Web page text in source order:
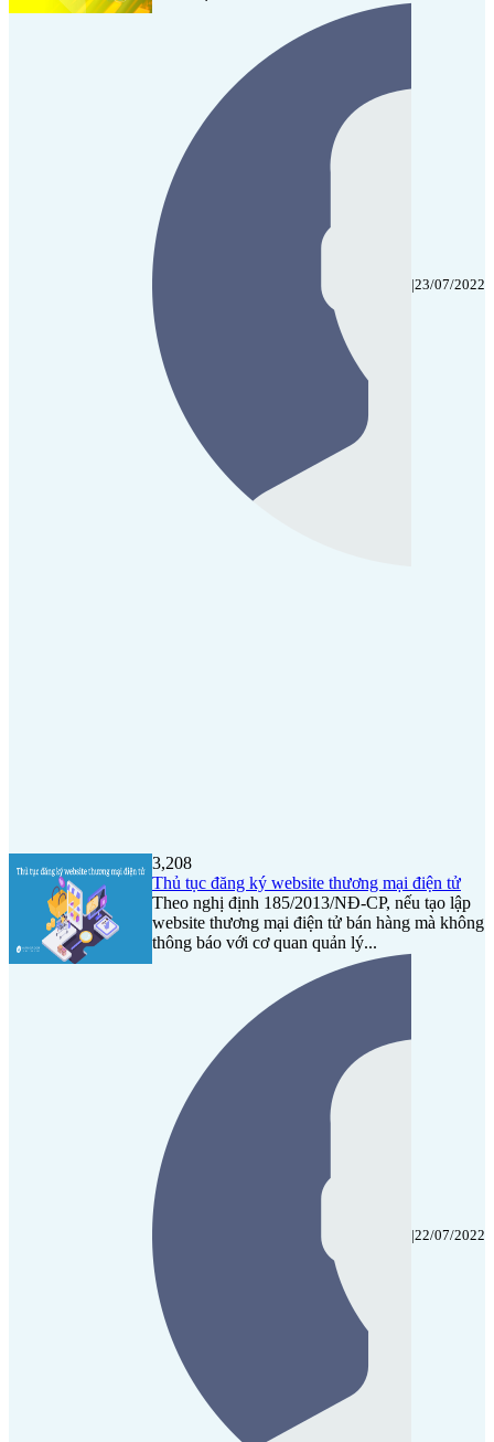
|23/07/2022
3,208
Thủ tục đăng ký website thương mại điện tử
Theo nghị định 185/2013/NĐ-CP, nếu tạo lập
website thương mại điện tử bán hàng mà không
thông báo với cơ quan quản lý...
|22/07/2022